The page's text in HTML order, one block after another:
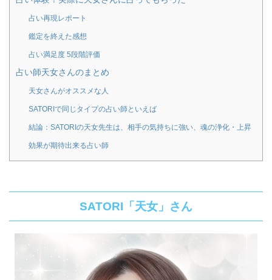
占い再現レポート
鑑定を終えた感想
占い満足度 5段階評価
占い師天女さんのまとめ
天女さんがオススメな人
SATORIで同じタイプの占い師といえば
結論：SATORIの天女先生は、相手の気持ちに強い、魂の浄化・上昇
効果が期待出来る占い師
SATORI「天女」さん